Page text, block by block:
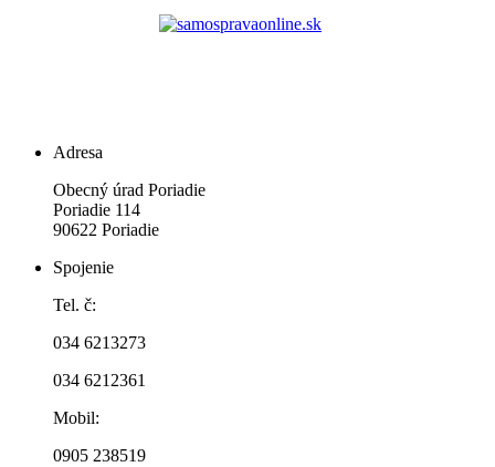
Adresa
Obecný úrad Poriadie
Poriadie 114
90622 Poriadie
Spojenie
Tel. č:
034 6213273
034 6212361
Mobil:
0905 238519